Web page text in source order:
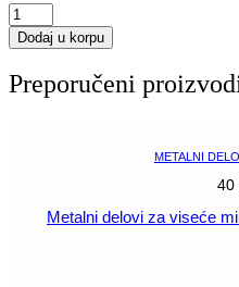
Metalni
delovi
za
mindjuše
Dodaj u korpu
Preporučeni
METALNI
40
Metalni delovi za viseće